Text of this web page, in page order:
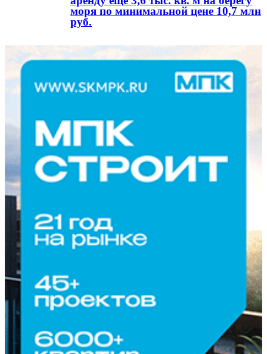
моря по минимальной цене 10,7 млн
руб.